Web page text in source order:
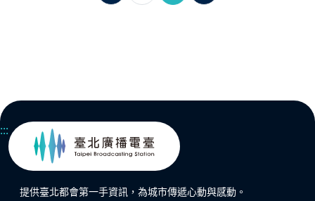
:::
提供臺北都會第一手資訊，為城市傳遞心動與感動。